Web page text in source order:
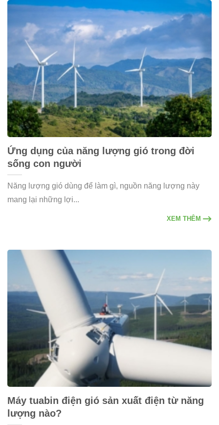
​​Ứng dụng của năng lượng gió trong đời
sống con người
Năng lượng gió dùng để làm gì, nguồn năng lượng này
mang lại những lợi...
XEM THÊM
Máy tuabin điện gió sản xuất điện từ năng
lượng nào?